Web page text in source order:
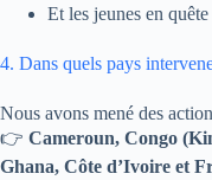
Et les jeunes en
4. Dans quels pays
Nous avons mené des
👉 Cameroun, Congo
Ghana, Côte d’Ivoire et